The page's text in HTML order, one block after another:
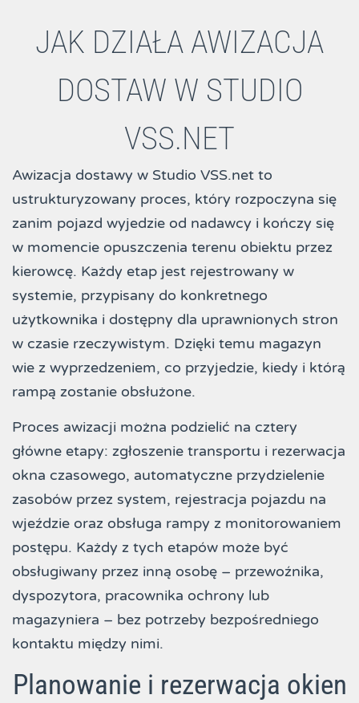
JAK DZIAŁA AWIZACJA
DOSTAW W STUDIO
VSS.NET
Awizacja dostawy w Studio VSS.net to
ustrukturyzowany proces, który rozpoczyna się
zanim pojazd wyjedzie od nadawcy i kończy się
w momencie opuszczenia terenu obiektu przez
kierowcę. Każdy etap jest rejestrowany w
systemie, przypisany do konkretnego
użytkownika i dostępny dla uprawnionych stron
w czasie rzeczywistym. Dzięki temu magazyn
wie z wyprzedzeniem, co przyjedzie, kiedy i którą
rampą zostanie obsłużone.
Proces awizacji można podzielić na cztery
główne etapy: zgłoszenie transportu i rezerwacja
okna czasowego, automatyczne przydzielenie
zasobów przez system, rejestracja pojazdu na
wjeździe oraz obsługa rampy z monitorowaniem
postępu. Każdy z tych etapów może być
obsługiwany przez inną osobę – przewoźnika,
dyspozytora, pracownika ochrony lub
magazyniera – bez potrzeby bezpośredniego
kontaktu między nimi.
Planowanie i rezerwacja okien